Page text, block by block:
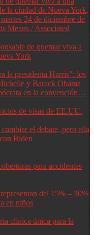
de quemar viva a
York
la presidenta Harris": los
y Barack Obama
en la convención…
de visas de EE.UU.
el debate, pero ella
Biden
para accidentes
del 15% – 30%
en niños
clínica única para la